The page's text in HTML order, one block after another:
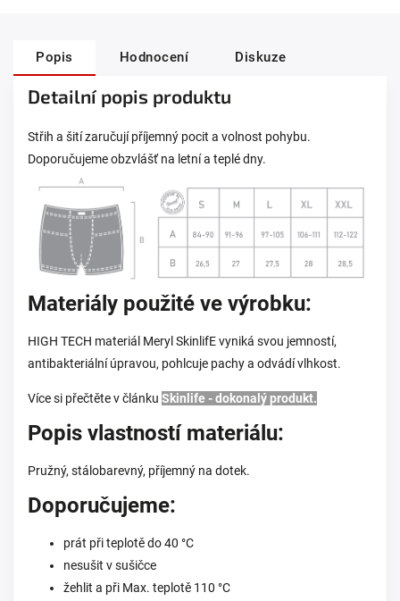
Popis Hodnocení Diskuze
Detailní popis produktu
Střih a šití zaručují příjemný pocit a volnost pohybu.
Doporučujeme obzvlášť na letní a teplé dny.
Materiály použité ve výrobku:
HIGH TECH materiál Meryl SkinlifE vyniká svou jemností,
antibakteriální úpravou, pohlcuje pachy a odvádí vlhkost.
Více si přečtěte v článku Skinlife - dokonalý produkt.
Popis vlastností materiálu:
Pružný, stálobarevný, příjemný na dotek.
Doporučujeme:
prát při teplotě do 40 °C
nesušit v sušičce
žehlit a při Max. teplotě 110 °C